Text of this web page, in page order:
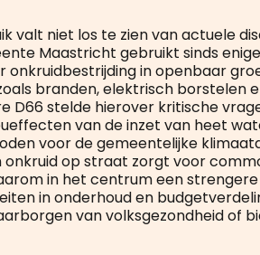
valt niet los te zien van actuele
Maastricht gebruikt sinds
onkruidbestrijding in openbaar
branden, elektrisch borstelen
D66 stelde hierover kritische
van de inzet van heet
voor de gemeentelijke
onkruid op straat zorgt voor
in het centrum een
in onderhoud en
van volksgezondheid of